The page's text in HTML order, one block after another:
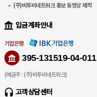
(주)비투비네트워크 홍보 동영상 제작
입금계좌안내
기업은행
395-131519-04-011
(예금주 : (주)비투비네트워크)
고객상담센터